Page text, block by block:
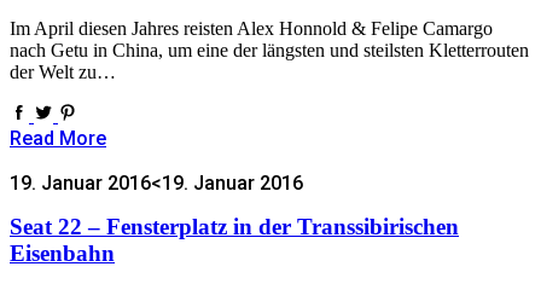
Im April diesen Jahres reisten Alex Honnold & Felipe Camargo
nach Getu in China, um eine der längsten und steilsten Kletterrouten
der Welt zu…
Read More
19. Januar 2016<19. Januar 2016
Seat 22 – Fensterplatz in der Transsibirischen
Eisenbahn